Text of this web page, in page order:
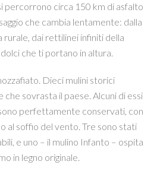
percorrono circa 150 km di asfalto
che cambia lentamente: dalla
rurale, dai rettilinei infiniti della
che ti portano in altura.
Dieci mulini storici
che sovrasta il paese. Alcuni di essi
perfettamente conservati, con
al soffio del vento. Tre sono stati
e uno – il mulino Infanto – ospita
in legno originale.